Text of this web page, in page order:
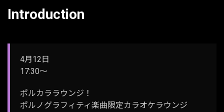
Introduction
4月12日
17:30～
ポルカララウンジ！
ポルノグラフィティ楽曲限定カラオケラウンジ